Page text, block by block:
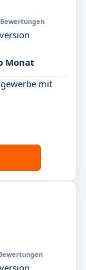
Bewertungen
Monat
mit